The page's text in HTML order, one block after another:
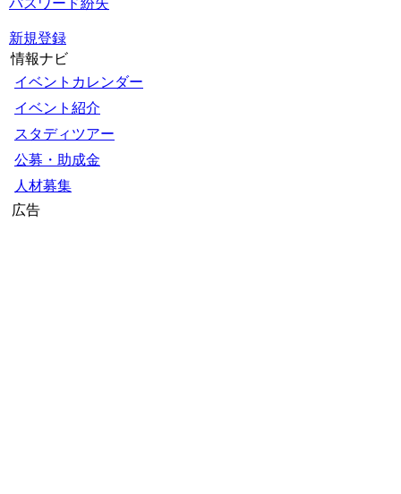
パスワード紛失
新規登録
情報ナビ
イベントカレンダー
イベント紹介
スタディツアー
公募・助成金
人材募集
広告